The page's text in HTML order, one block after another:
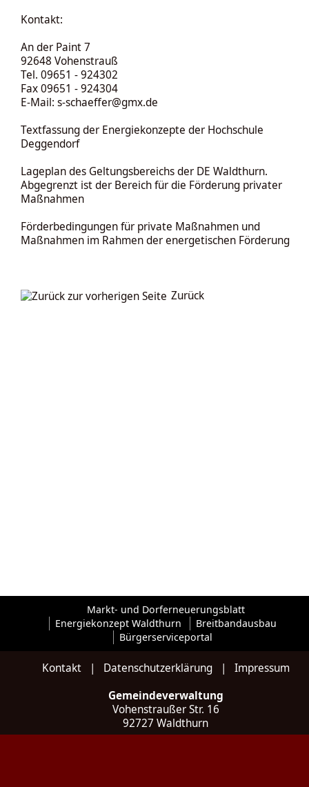
Kontakt:
An der Paint 7
92648 Vohenstrauß
Tel. 09651 - 924302
Fax 09651 - 924304
E-Mail: s-schaeffer@gmx.de
Textfassung der Energiekonzepte der Hochschule
Deggendorf
Lageplan des Geltungsbereichs der DE Waldthurn.
Abgegrenzt ist der Bereich für die Förderung privater
Maßnahmen
Förderbedingungen für private Maßnahmen und
Maßnahmen im Rahmen der energetischen Förderung
Zurück
Markt- und Dorferneuerungsblatt
Energiekonzept Waldthurn
Breitbandausbau
Bürgerserviceportal
Kontakt| Datenschutzerklärung| Impressum
Gemeindeverwaltung
Vohenstraußer Str. 16
92727 Waldthurn